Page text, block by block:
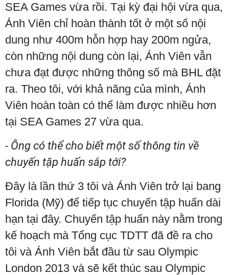
SEA Games vừa rồi. Tại kỳ đại hội vừa qua,
Ánh Viên chỉ hoàn thành tốt ở một số nội
dung như 400m hỗn hợp hay 200m ngửa,
còn những nội dung còn lại, Ánh Viên vẫn
chưa đạt được những thông số mà BHL đặt
ra. Theo tôi, với khả năng của mình, Ánh
Viên hoàn toàn có thể làm được nhiều hơn
tại SEA Games 27 vừa qua.
- Ông có thể cho biết một số thông tin về
chuyến tập huấn sắp tới?
Đây là lần thứ 3 tôi và Ánh Viên trở lại bang
Florida (Mỹ) để tiếp tục chuyến tập huấn dài
hạn tại đây. Chuyến tập huấn này nằm trong
kế hoạch mà Tổng cục TDTT đã đề ra cho
tôi và Ánh Viên bắt đầu từ sau Olympic
London 2013 và sẽ kết thúc sau Olympic